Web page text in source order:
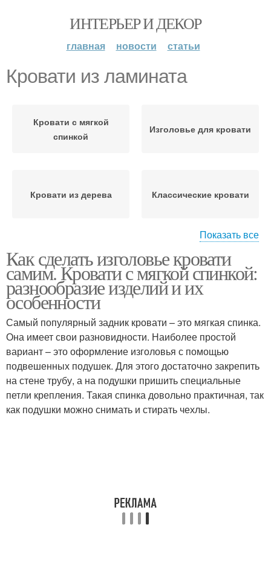
ИНТЕРЬЕР И ДЕКОР
главная новости статьи
Кровати из ламината
Кровати с мягкой
спинкой
Изголовье для кровати
Кровати из дерева Классические кровати
кровати
Изголовья для кровати
Кровати на стене Кровати за пару
Кровати в спальне Каркас для кровати
Показать все
Как сделать изголовье кровати
самим. Кровати с мягкой спинкой:
разнообразие изделий и их
особенности
Самый популярный задник кровати – это мягкая спинка.
Она имеет свои разновидности. Наиболее простой
вариант – это оформление изголовья с помощью
подвешенных подушек. Для этого достаточно закрепить
на стене трубу, а на подушки пришить специальные
петли крепления. Такая спинка довольно практичная, так
как подушки можно снимать и стирать чехлы.